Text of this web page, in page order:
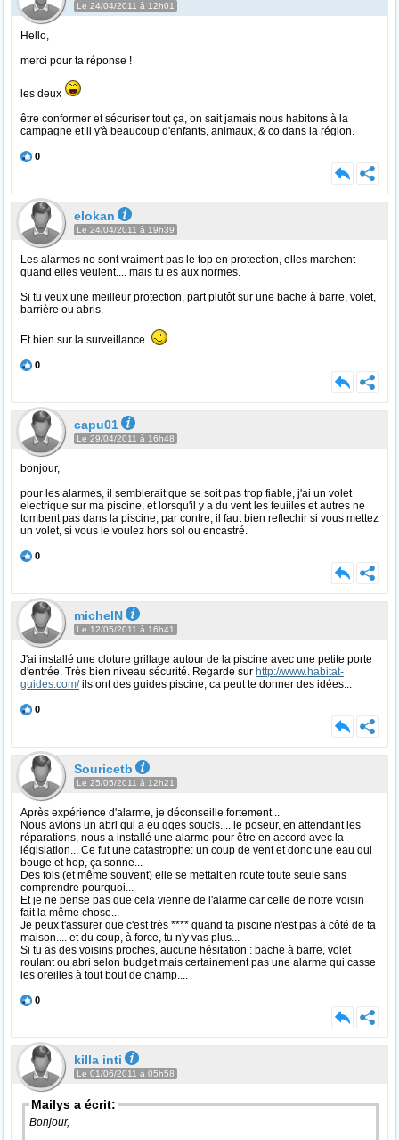
Le 24/04/2011 à 12h01
Hello,
merci pour ta réponse !
les deux
être conformer et sécuriser tout ça, on sait jamais nous habitons à la
campagne et il y'à beaucoup d'enfants, animaux, & co dans la région.
0
elokan
Le 24/04/2011 à 19h39
Les alarmes ne sont vraiment pas le top en protection, elles marchent
quand elles veulent.... mais tu es aux normes.
Si tu veux une meilleur protection, part plutôt sur une bache à barre, volet,
barrière ou abris.
Et bien sur la surveillance.
0
capu01
Le 29/04/2011 à 16h48
bonjour,
pour les alarmes, il semblerait que se soit pas trop fiable, j'ai un volet
electrique sur ma piscine, et lorsqu'il y a du vent les feuiiles et autres ne
tombent pas dans la piscine, par contre, il faut bien reflechir si vous mettez
un volet, si vous le voulez hors sol ou encastré.
0
michelN
Le 12/05/2011 à 16h41
J'ai installé une cloture grillage autour de la piscine avec une petite porte
d'entrée. Très bien niveau sécurité. Regarde sur http://www.habitat-
guides.com/ils ont des guides piscine, ca peut te donner des idées...
0
Souricetb
Le 25/05/2011 à 12h21
Après expérience d'alarme, je déconseille fortement...
Nous avions un abri qui a eu qqes soucis.... le poseur, en attendant les
réparations, nous a installé une alarme pour être en accord avec la
législation... Ce fut une catastrophe: un coup de vent et donc une eau qui
bouge et hop, ça sonne...
Des fois (et même souvent) elle se mettait en route toute seule sans
comprendre pourquoi...
Et je ne pense pas que cela vienne de l'alarme car celle de notre voisin
fait la même chose...
Je peux t'assurer que c'est très **** quand ta piscine n'est pas à côté de ta
maison.... et du coup, à force, tu n'y vas plus...
Si tu as des voisins proches, aucune hésitation : bache à barre, volet
roulant ou abri selon budget mais certainement pas une alarme qui casse
les oreilles à tout bout de champ....
0
killa inti
Le 01/06/2011 à 05h58
Mailys a écrit:
Bonjour,